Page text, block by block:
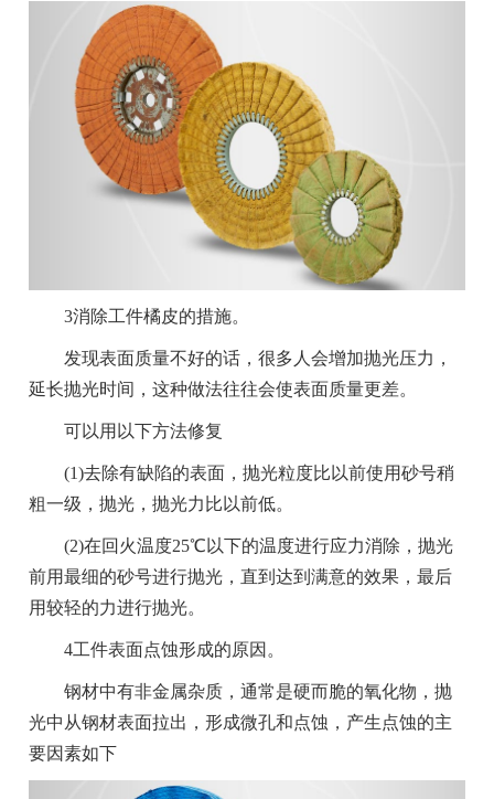
3消除工件橘皮的措施。
发现表面质量不好的话，很多人会增加抛光压力，
延长抛光时间，这种做法往往会使表面质量更差。
可以用以下方法修复
(1)去除有缺陷的表面，抛光粒度比以前使用砂号稍
粗一级，抛光，抛光力比以前低。
(2)在回火温度25℃以下的温度进行应力消除，抛光
前用最细的砂号进行抛光，直到达到满意的效果，最后
用较轻的力进行抛光。
4工件表面点蚀形成的原因。
钢材中有非金属杂质，通常是硬而脆的氧化物，抛
光中从钢材表面拉出，形成微孔和点蚀，产生点蚀的主
要因素如下